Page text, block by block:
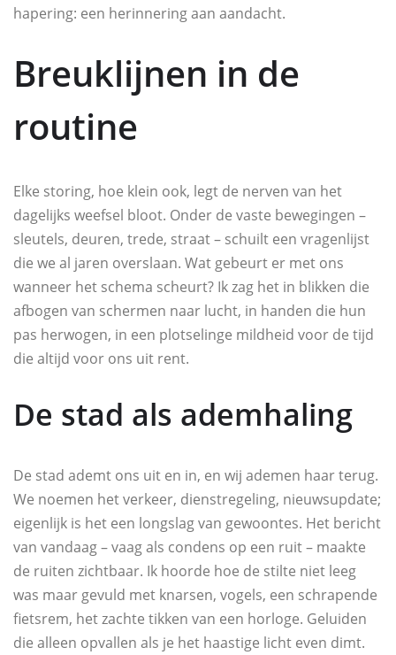
hapering: een herinnering aan aandacht.
Breuklijnen in de
routine
Elke storing, hoe klein ook, legt de nerven van het
dagelijks weefsel bloot. Onder de vaste bewegingen –
sleutels, deuren, trede, straat – schuilt een vragenlijst
die we al jaren overslaan. Wat gebeurt er met ons
wanneer het schema scheurt? Ik zag het in blikken die
afbogen van schermen naar lucht, in handen die hun
pas herwogen, in een plotselinge mildheid voor de tijd
die altijd voor ons uit rent.
De stad als ademhaling
De stad ademt ons uit en in, en wij ademen haar terug.
We noemen het verkeer, dienstregeling, nieuwsupdate;
eigenlijk is het een longslag van gewoontes. Het bericht
van vandaag – vaag als condens op een ruit – maakte
de ruiten zichtbaar. Ik hoorde hoe de stilte niet leeg
was maar gevuld met knarsen, vogels, een schrapende
fietsrem, het zachte tikken van een horloge. Geluiden
die alleen opvallen als je het haastige licht even dimt.